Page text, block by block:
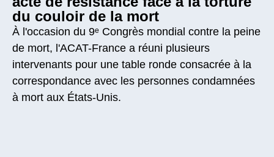
du couloir de la mort
À l'occasion du 9ᵉ Congrès mondial contre la peine
de mort, l'ACAT-France a réuni plusieurs
intervenants pour une table ronde consacrée à la
correspondance avec les personnes condamnées
à mort aux États-Unis.